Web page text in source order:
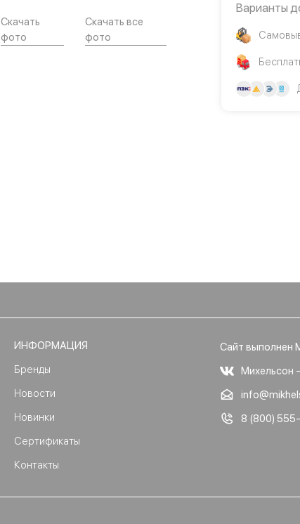
Скачать
фото
Скачать все
фото
Варианты
ИНФОРМАЦИЯ
Бренды
Новости
Новинки
Сертификаты
Контакты
Сайт выполнен
Михельсон
8 (800)